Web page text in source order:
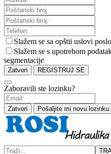
Slažem se sa opštii uslovi
Slažem se s upotrebom
segmentacije
Zatvori REGISTRUJ SE
Zaboravili ste lozinku?
Zatvori Pošaljite mi novu lozinku